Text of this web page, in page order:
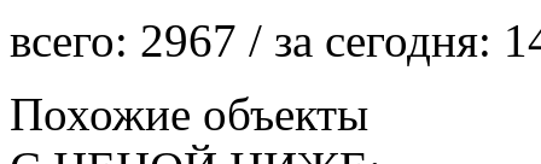
всего: 2967 / за сегодня:
Похожие объекты